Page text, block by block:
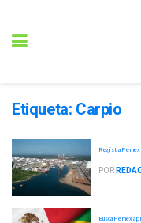
Etiqueta: Carpio
Registra Pemex
POR
Busca Pemex